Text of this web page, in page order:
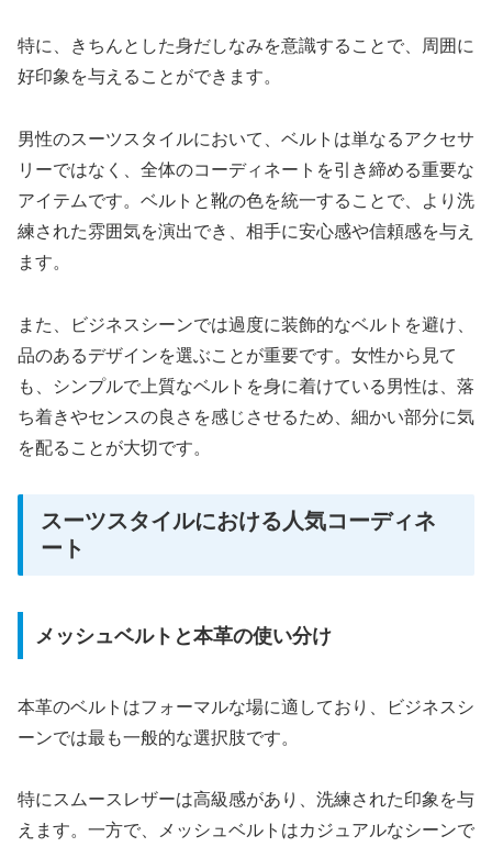
特に、きちんとした身だしなみを意識することで、周囲に
好印象を与えることができます。
男性のスーツスタイルにおいて、ベルトは単なるアクセサ
リーではなく、全体のコーディネートを引き締める重要な
アイテムです。ベルトと靴の色を統一することで、より洗
練された雰囲気を演出でき、相手に安心感や信頼感を与え
ます。
また、ビジネスシーンでは過度に装飾的なベルトを避け、
品のあるデザインを選ぶことが重要です。女性から見て
も、シンプルで上質なベルトを身に着けている男性は、落
ち着きやセンスの良さを感じさせるため、細かい部分に気
を配ることが大切です。
スーツスタイルにおける人気コーディネ
ート
メッシュベルトと本革の使い分け
本革のベルトはフォーマルな場に適しており、ビジネスシ
ーンでは最も一般的な選択肢です。
特にスムースレザーは高級感があり、洗練された印象を与
えます。一方で、メッシュベルトはカジュアルなシーンで